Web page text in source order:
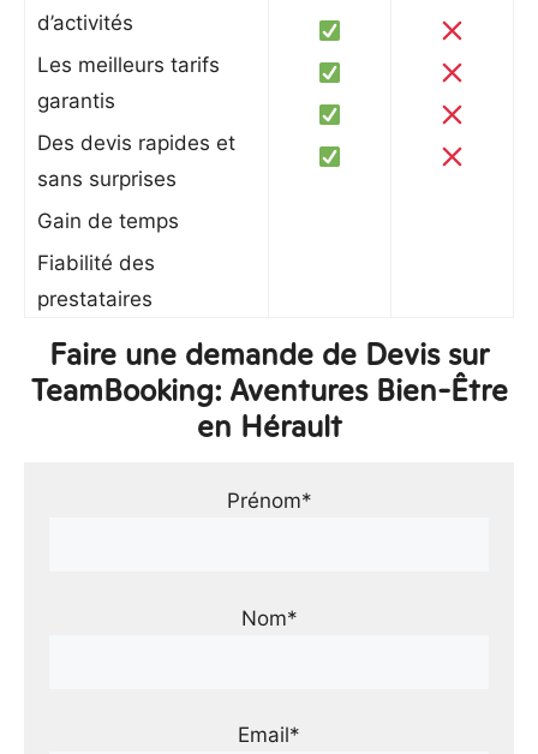
d’activités
Les meilleurs tarifs
garantis
Des devis rapides et
sans surprises
Gain de temps
Fiabilité des
prestataires
Faire une demande de Devis sur
TeamBooking: Aventures Bien-Être
en Hérault
Prénom*
Nom*
Email*